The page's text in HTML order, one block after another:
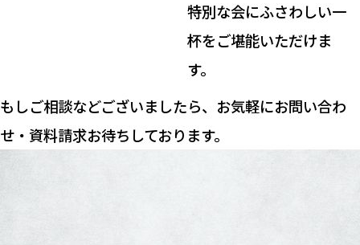
特別な会にふさわしい一
杯をご堪能いただけま
す。
もしご相談などございましたら、お気軽にお問い合わ
せ・資料請求お待ちしております。